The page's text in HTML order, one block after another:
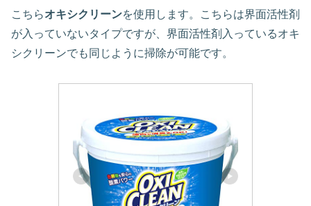
こちらオキシクリーンを使用します。こちらは界面活性剤
が入っていないタイプですが、界面活性剤入っているオキ
シクリーンでも同じように掃除が可能です。